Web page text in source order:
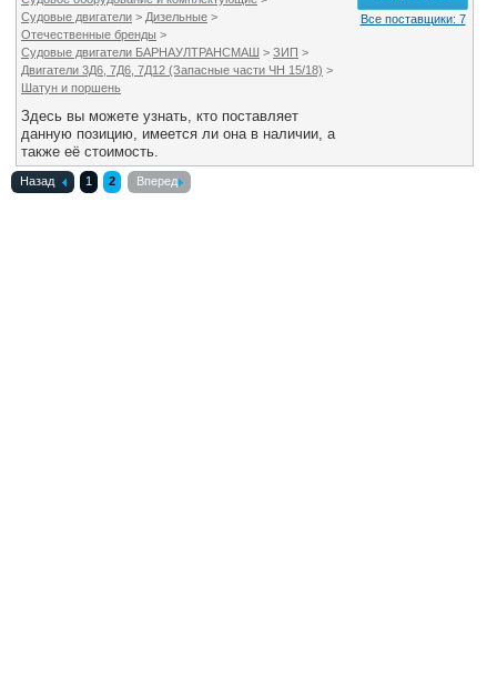
Судовые двигатели > Дизельные >
Отечественные бренды >
Судовые двигатели БАРНАУЛТРАНСМАШ > ЗИП >
Двигатели 3Д6, 7Д6, 7Д12 (Запасные части ЧН 15/18) >
Шатун и поршень
Здесь вы можете узнать, кто поставляет
данную позицию, имеется ли она в наличии, а
также её стоимость.
Все поставщики: 7
Назад 1 2 Вперед